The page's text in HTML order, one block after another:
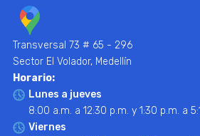
Transversal 73 # 65 - 296
Sector El Volador, Medellín
Horario:
Lunes a jueves
8:00 a.m. a 12:30 p.m. y 1:30 p.m. a
Viernes